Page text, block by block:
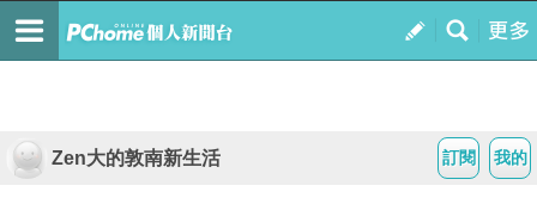
我的
訂閱
Zen大的敦南新生活